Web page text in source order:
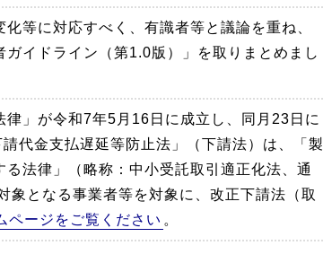
等に対応すべく、有識者等と議論を重ね、
イドライン（第1.0版）」を取りまとめまし
律」が令和7年5月16日に成立し、同月23日に
代金支払遅延等防止法」（下請法）は、「製
法律」（略称：中小受託取引適正化法、通
象となる事業者等を対象に、改正下請法（取
ページをご覧ください 。